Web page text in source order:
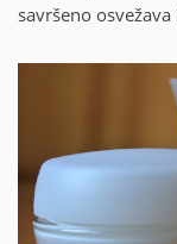
savršeno